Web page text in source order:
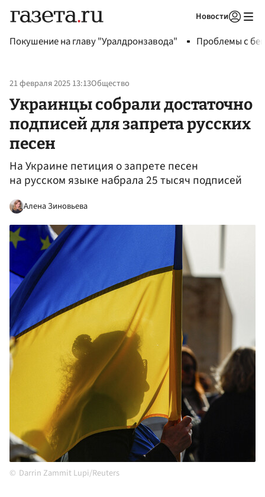
Новости
Покушение на главу "Уралдронзавода" Проблемы с
21 февраля 2025 13:13Общество
Украинцы собрали достаточно
подписей для запрета русских
песен
На Украине петиция о запрете песен
на русском языке набрала 25 тысяч подписей
Алена Зиновьева
Darrin Zammit Lupi/Reuters